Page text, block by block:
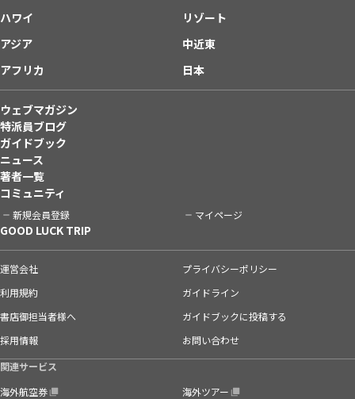
ハワイ
リゾート
アジア
中近東
アフリカ
日本
ウェブマガジン
特派員ブログ
ガイドブック
ニュース
著者一覧
コミュニティ
新規会員登録 マイページ
GOOD LUCK TRIP
運営会社
プライバシーポリシー
利用規約
ガイドライン
書店御担当者様へ
ガイドブックに投稿する
採用情報
お問い合わせ
関連サービス
海外航空券
海外ツアー